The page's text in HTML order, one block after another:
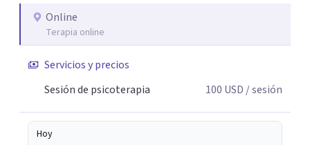
ecopsicología y el trabajo simbólico con el inconsciente,
entendiendo que cada proceso terapéutico es único y
Online
Terapia online
Servicios y precios
Sesión de psicoterapia
100 USD / sesión
Hoy